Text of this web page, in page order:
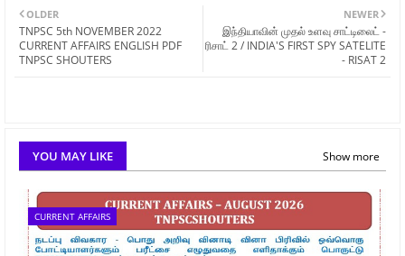
NEWER
இந்தியாவின் முதல் உளவு சாட்டிலைட் -
ரிசாட் 2 / INDIA'S FIRST SPY SATELITE
- RISAT 2
OLDER
TNPSC 5th NOVEMBER 2022
CURRENT AFFAIRS ENGLISH PDF
TNPSC SHOUTERS
YOU MAY LIKE Show more
CURRENT AFFAIRS